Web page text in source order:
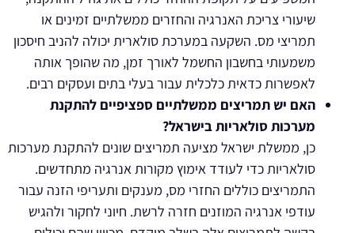
שיעורי צריכת האנרגיה והחזרים ממשלתיים זמינים או
תמריצי מס. השקעה במערכת סולארית יכולה להניב חיסכון
משמעותי בחשבון החשמל לאורך זמן, מה שהופך אותה
לאפשרות כדאית כלכלית עבור בעלי בתים ועסקים רבים.
האם יש תמריצים ממשלתיים ספציפיים להתקנת
מערכות סולאריות בישראל?
כן, ממשלת ישראל מציעה תמריצים שונים להתקנת מערכות
סולאריות כדי לעודד אימוץ מקורות אנרגיה מתחדשים.
התמריצים כוללים החזרי מס, מענקים ותעריפי הזנה עבור
עודפי אנרגיה המוזנים חזרה לרשת. חיוני לחקור ולהגיש